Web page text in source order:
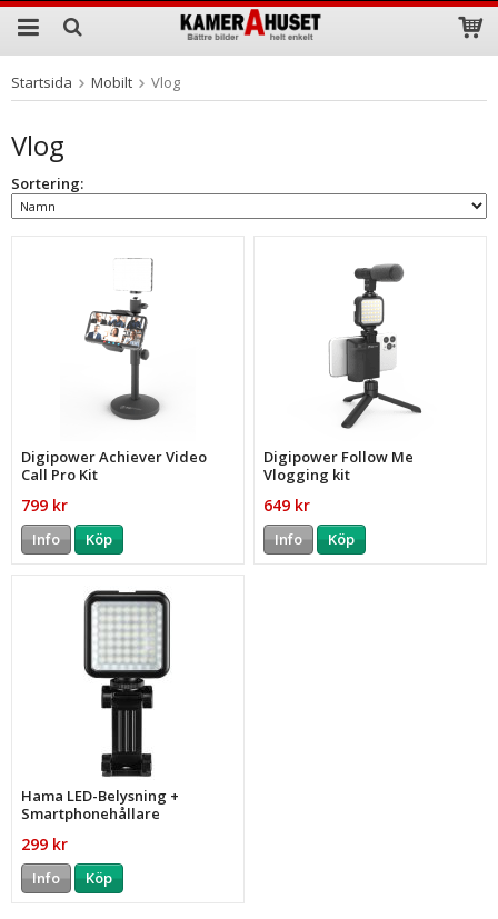
Produkten har blivit tillagd i varukorgen
Startsida Mobilt Vlog
Vlog
Sortering:
Digipower Achiever Video
Call Pro Kit
799 kr
Info Köp
Digipower Follow Me
Vlogging kit
649 kr
Info Köp
Hama LED-Belysning +
Smartphonehållare
299 kr
Info Köp